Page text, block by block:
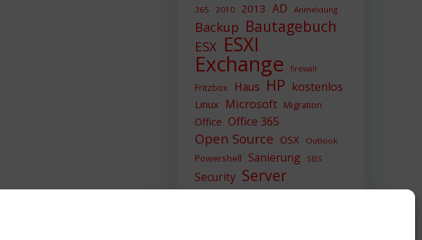
365 2010 2013 AD Anmeldung
Backup Bautagebuch
ESX ESXI
Exchange firewall
Fritzbox Haus HP kostenlos
Linux Microsoft Migration
Office Office 365
Open Source OSX Outlook
Powershell Sanierung SBS
Security Server
Sicherheit SIEM